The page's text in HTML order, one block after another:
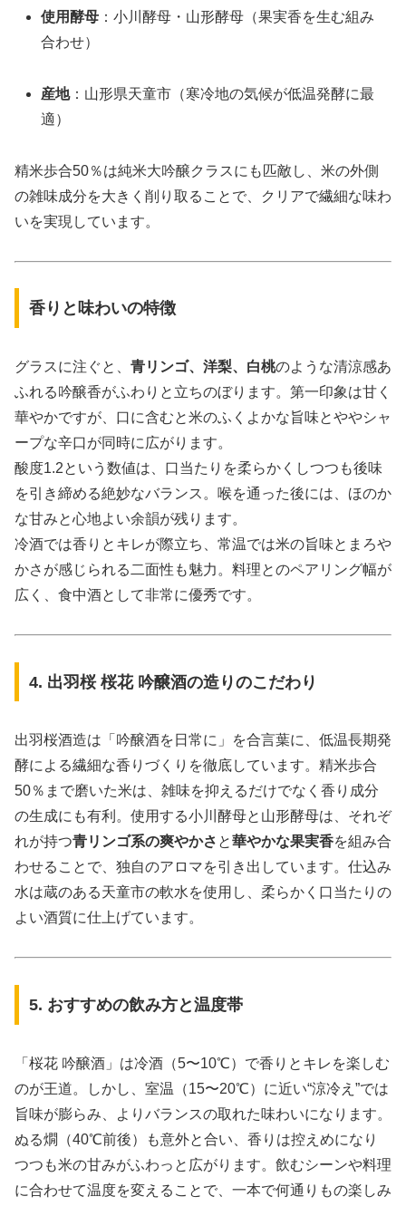
使用酵母 ：小川酵母・山形酵母（果実香を生む組み
合わせ）
産地：山形県天童市（寒冷地の気候が低温発酵に最
適）
精米歩合50％は純米大吟醸クラスにも匹敵し、米の外側
の雑味成分を大きく削り取ることで、クリアで繊細な味わ
いを実現しています。
香りと味わいの特徴
グラスに注ぐと、 青リンゴ、洋梨、白桃のような清涼感あ
ふれる吟醸香がふわりと立ちのぼります。第一印象は甘く
華やかですが、口に含むと米のふくよかな旨味とややシャ
ープな辛口が同時に広がります。
酸度1.2という数値は、口当たりを柔らかくしつつも後味
を引き締める絶妙なバランス。喉を通った後には、ほのか
な甘みと心地よい余韻が残ります。
冷酒では香りとキレが際立ち、常温では米の旨味とまろや
かさが感じられる二面性も魅力。料理とのペアリング幅が
広く、食中酒として非常に優秀です。
4. 出羽桜 桜花 吟醸酒の造りのこだわり
出羽桜酒造は「吟醸酒を日常に」を合言葉に、低温長期発
酵による繊細な香りづくりを徹底しています。精米歩合
50％まで磨いた米は、雑味を抑えるだけでなく香り成分
の生成にも有利。使用する小川酵母と山形酵母は、それぞ
れが持つ青リンゴ系の爽やかさ と華やかな果実香を組み合
わせることで、独自のアロマを引き出しています。仕込み
水は蔵のある天童市の軟水を使用し、柔らかく口当たりの
よい酒質に仕上げています。
5. おすすめの飲み方と温度帯
「桜花 吟醸酒」は冷酒（5〜10℃）で香りとキレを楽しむ
のが王道。しかし、室温（15〜20℃）に近い“涼冷え”では
旨味が膨らみ、よりバランスの取れた味わいになります。
ぬる燗（40℃前後）も意外と合い、香りは控えめになり
つつも米の甘みがふわっと広がります。飲むシーンや料理
に合わせて温度を変えることで、一本で何通りもの楽しみ